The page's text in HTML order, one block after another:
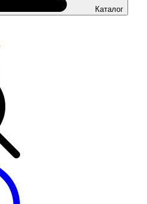
Каталог